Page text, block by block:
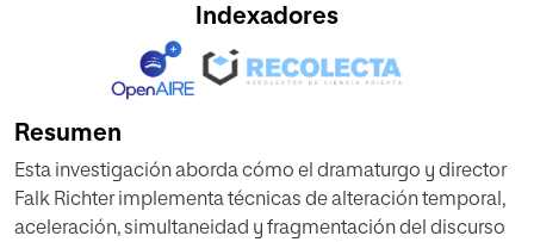
Indexadores
Resumen
Esta investigación aborda cómo el dramaturgo y director
Falk Richter implementa técnicas de alteración temporal,
aceleración, simultaneidad y fragmentación del discurso